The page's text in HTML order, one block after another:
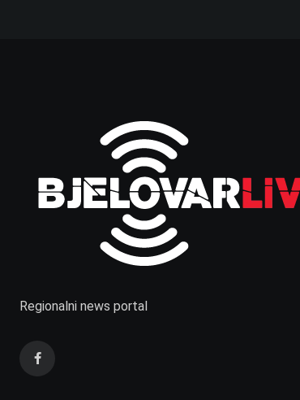
Regionalni news portal